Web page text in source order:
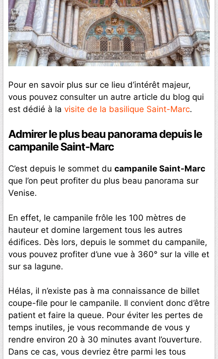
Pour en savoir plus sur ce lieu d’intérêt majeur,
vous pouvez consulter un autre article du blog qui
est dédié à la visite de la basilique Saint-Marc.
Admirer le plus beau panorama depuis le
campanile Saint-Marc
C’est depuis le sommet du campanile Saint-Marc
que l’on peut profiter du plus beau panorama sur
Venise.
En effet, le campanile frôle les 100 mètres de
hauteur et domine largement tous les autres
édifices. Dès lors, depuis le sommet du campanile,
vous pouvez profiter d’une vue à 360° sur la ville et
sur sa lagune.
Hélas, il n’existe pas à ma connaissance de billet
coupe-file pour le campanile. Il convient donc d’être
patient et faire la queue. Pour éviter les pertes de
temps inutiles, je vous recommande de vous y
rendre environ 20 à 30 minutes avant l’ouverture.
Dans ce cas, vous devriez être parmi les tous